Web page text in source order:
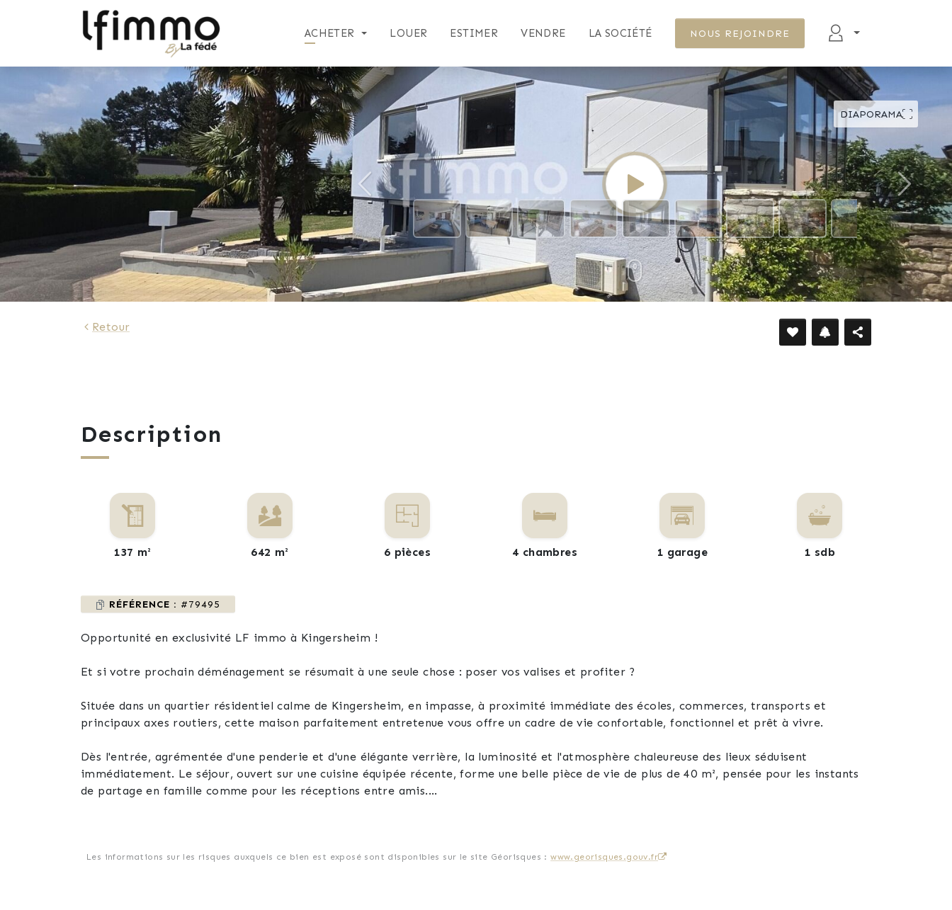
ACHETER LOUER ESTIMER VENDRE LA SOCIÉTÉ NOUS REJOINDRE
1 574 €
DIAPORAMA
DÉFILER VERS LE BAS
Retour
Description
137 m² 642 m² 6 pièces 4 chambres 1 garage 1 sdb
RÉFÉRENCE : #79495
Opportunité en exclusivité LF immo à Kingersheim !
Et si votre prochain déménagement se résumait à une seule chose : poser vos valises et profiter ?
Située dans un quartier résidentiel calme de Kingersheim, en impasse, à proximité immédiate des écoles, commerces, transports et
principaux axes routiers, cette maison parfaitement entretenue vous offre un cadre de vie confortable, fonctionnel et prêt à vivre.
Dès l'entrée, agrémentée d'une penderie et d'une élégante verrière, la luminosité et l'atmosphère chaleureuse des lieux séduisent
immédiatement. Le séjour, ouvert sur une cuisine équipée récente, forme une belle pièce de vie de plus de 40 m², pensée pour les instants
de partage en famille comme pour les réceptions entre amis.
Les informations sur les risques auxquels ce bien est exposé sont disponibles sur le site Géorisques :www.georisques.gouv.fr